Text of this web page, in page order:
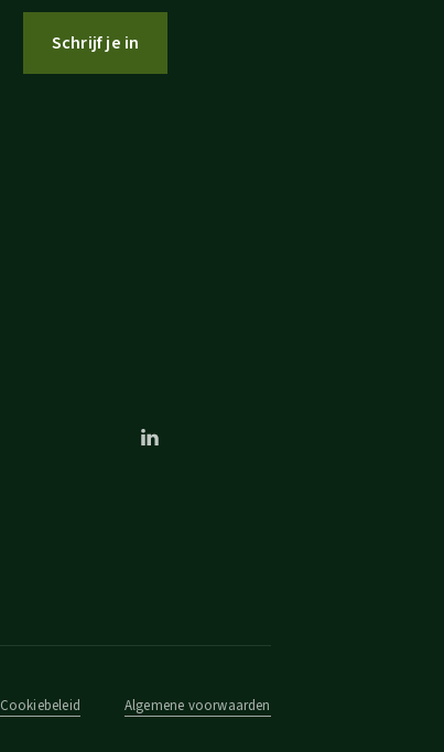
Schrijf je in
Cookiebeleid Algemene voorwaarden